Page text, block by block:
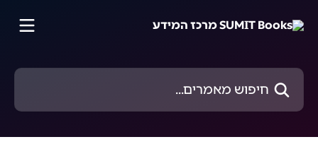
חיפוש מאמרים...